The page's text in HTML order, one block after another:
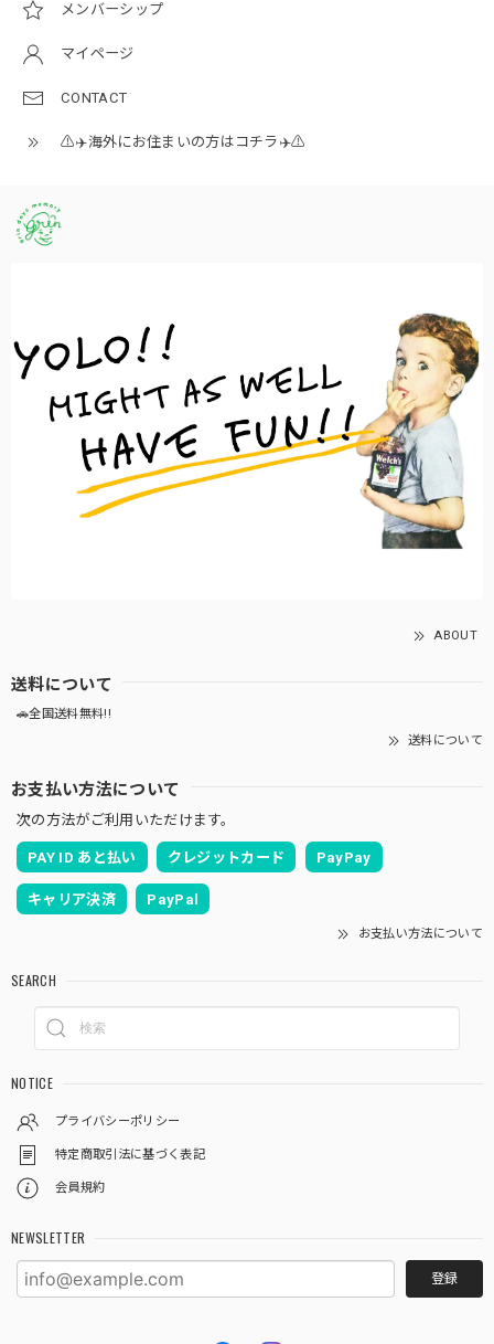
メンバーシップ
マイページ
CONTACT
⚠️✈️海外にお住まいの方はコチラ✈️⚠️
ABOUT
送料について
🚗全国送料無料!!
送料について
お支払い方法について
次の方法がご利用いただけます。
PAY ID あと払い クレジットカード PayPay
キャリア決済 PayPal
お支払い方法について
SEARCH
NOTICE
プライバシーポリシー
特定商取引法に基づく表記
会員規約
NEWSLETTER
登録